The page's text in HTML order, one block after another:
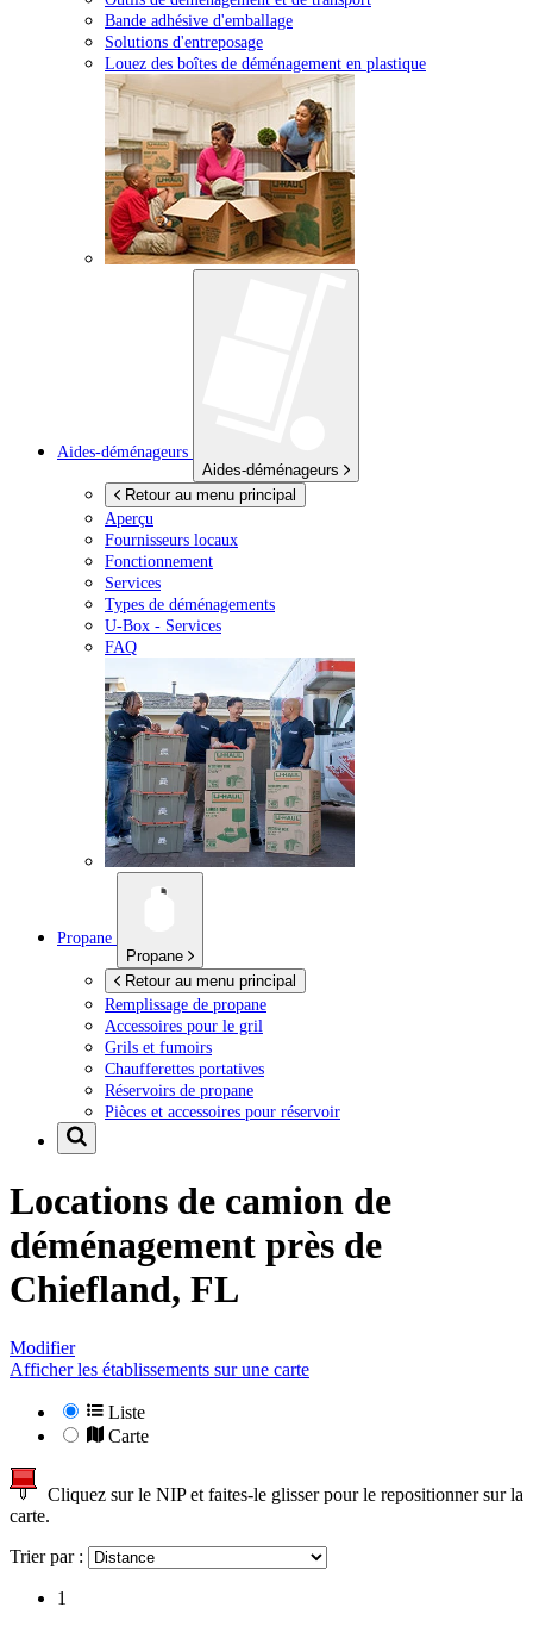
Bande adhésive d'emballage
Solutions d'entreposage
Louez des boîtes de déménagement en plastique
Aides-déménageurs
Aides-déménageurs
Retour au menu principal
Aperçu
Fournisseurs locaux
Fonctionnement
Services
Types de déménagements
U-Box - Services
FAQ
Propane
Propane
Retour au menu principal
Remplissage de propane
Accessoires pour le gril
Grils et fumoirs
Chaufferettes portatives
Réservoirs de propane
Pièces et accessoires pour réservoir
Locations de camion de
déménagement près de
Chiefland, FL
Modifier
Afficher les établissements sur une carte
Liste
Carte
Cliquez sur le NIP et faites-le glisser pour le repositionner sur la
carte.
Trier par :
1